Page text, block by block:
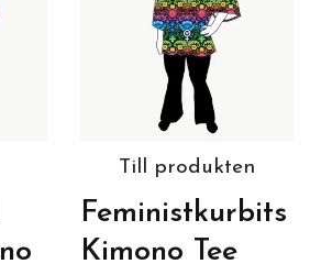
Till produkten
Feministkurbits
Kimono Tee